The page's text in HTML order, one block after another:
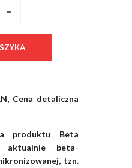
-
Cena detaliczna
produktu Beta
aktualnie beta-
tzn.